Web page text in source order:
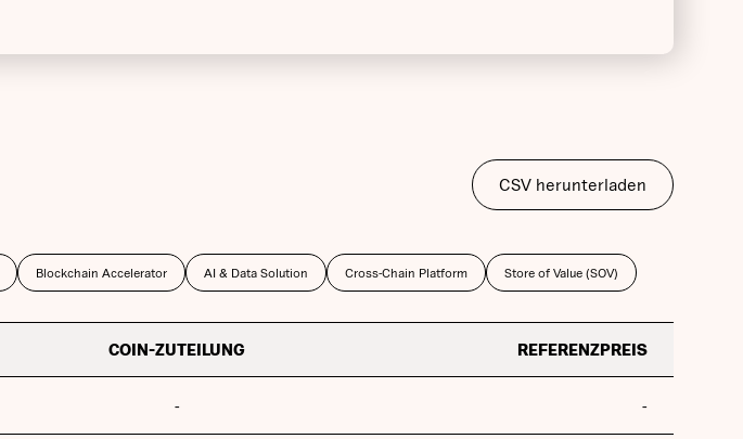
CSV herunterladen
Blockchain Accelerator AI & Data Solution Cross-Chain Platform Store of Value (SOV)
COIN-ZUTEILUNG REFERENZPREIS
- -